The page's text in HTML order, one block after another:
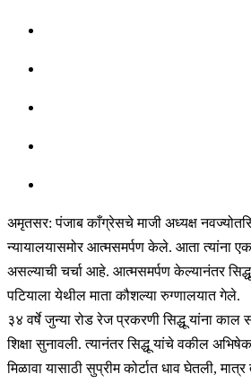
अमृतसर: पंजाब काँग्रेसचे माजी अध्यक्ष
न्यायालयासमोर आत्मसमर्पण केले. आता त्यांना
असल्याची चर्चा आहे. आत्मसमर्पण केल्यानंतर
पटियाला येथील माता कौशल्या रुग्णालयात गेले.
३४ वर्षे जुन्या रोड रेज प्रकरणी सिद्धू यांना काल
शिक्षा सुनावली. त्यानंतर सिद्धू यांचे वकील
मिळावा यासाठी सुप्रीम कोर्टात धाव घेतली,